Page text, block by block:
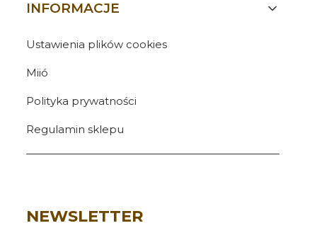
INFORMACJE
Ustawienia plików cookies
Miió
Polityka prywatności
Regulamin sklepu
NEWSLETTER